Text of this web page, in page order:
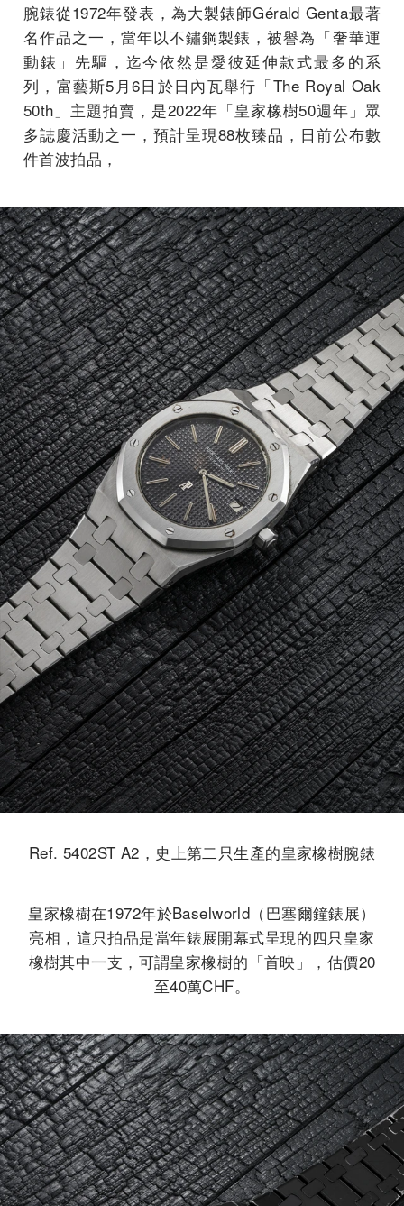
腕錶從1972年發表，為大製錶師Gérald Genta最著
名作品之一，當年以不鏽鋼製錶，被譽為「奢華運
動錶」先驅，迄今依然是愛彼延伸款式最多的系
列，富藝斯5月6日於日內瓦舉行「The Royal Oak
50th」主題拍賣，是2022年「皇家橡樹50週年」眾
多誌慶活動之一，預計呈現88枚臻品，日前公布數
件首波拍品，
Ref. 5402ST A2，史上第二只生產的皇家橡樹腕錶
皇家橡樹在1972年於Baselworld（巴塞爾鐘錶展）
亮相，這只拍品是當年錶展開幕式呈現的四只皇家
橡樹其中一支，可謂皇家橡樹的「首映」，估價20
至40萬CHF。